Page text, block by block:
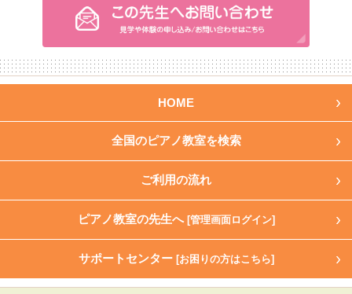
HOME
全国のピアノ教室を検索
ご利用の流れ
ピアノ教室の先生へ [管理画面ログイン]
サポートセンター [お困りの方はこちら]